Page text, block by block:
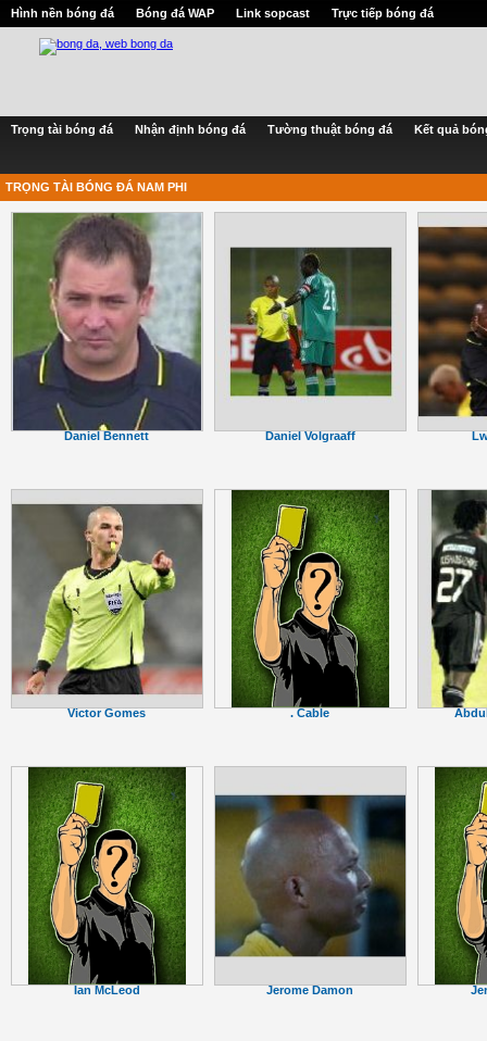
Hình nền bóng đá Bóng đá WAP Link sopcast Trực tiếp bóng đá
Trọng tài bóng đá Nhận định bóng đá Tường thuật bóng đá Kết quả
TRỌNG TÀI BÓNG ĐÁ NAM PHI
Daniel Bennett Daniel Volgraaff
Victor Gomes . Cable
Ian McLeod Jerome Damon